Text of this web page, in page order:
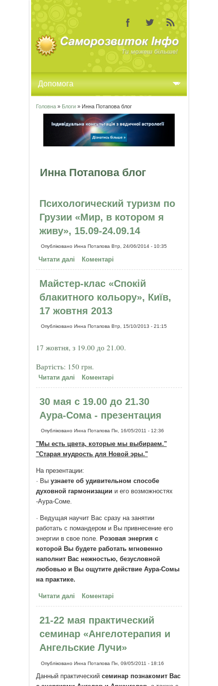
Ви є тут
Головна» Блоги» Инна Потапова блог
Инна Потапова блог
Психологический туризм по
Грузии «Мир, в котором я
живу», 15.09-24.09.14
ОпублікованоИнна Потапова Втр, 24/06/2014 - 10:35
Читати далі про Психологический туризм по
Грузии «Мир, в котором я живу»,
15.09-24.09.14
Коментарі
Майстер-клас «Спокій
блакитного кольору», Київ,
17 жовтня 2013
ОпублікованоИнна Потапова Втр, 15/10/2013 - 21:15
17 жовтня, з 19.00 до 21.00.
Вартість: 150 грн.
Читати далі про Майстер-клас «Спокій
блакитного кольору», Київ, 17
жовтня 2013
Коментарі
30 мая с 19.00 до 21.30
Аура-Сома - презентация
Опубліковано Инна Потапова Пн, 16/05/2011 - 12:36
"Мы есть цвета, которые мы выбираем."
"Старая мудрость для Новой эры."
На презентации:
· Вы узнаете об удивительном способе
духовной гармонизации и его возможностях
-Аура-Соме.
· Ведущая научит Вас сразу на занятии
работать с помандером и Вы привнесение его
энергии в свое поле.
Розовая энергия с
которой Вы будете работать мгновенно
наполнит Вас нежностью, безусловной
любовью и Вы ощутите действие Аура-Сомы
на практике.
Читати далі про 30 мая с 19.00 до 21.30 Аура-
Сома - презентация
Коментарі
21-22 мая практический
семинар «Ангелотерапия и
Ангельские Лучи»
ОпублікованоИнна Потапова Пн, 09/05/2011 - 18:16
Данный практический семинар познакомит Вас